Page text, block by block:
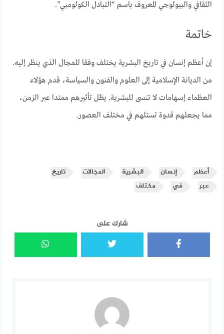
الثقافي والبيولوجي المعروف باسم “التبادل الكولومبي”.
خاتمة
إن أعظم إنسان في تاريخ البشرية يختلف وفقا للمجال الذي ينظر إليه.
من الديانة الإسلامية إلى العلوم والفنون والسياسة، قدم هؤلاء
العظماء إسهامات لا تنسى للبشرية. يظل تأثيرهم ممتدا عبر الزمن،
مما يجعلهم قدوة تستلهم في مختلف العصور.
أعظم إنسان البشرية المجالات
تاريخ
عبر
في مختلف
شارك على